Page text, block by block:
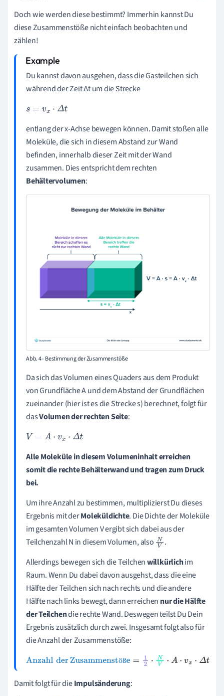
Doch wie werden diese bestimmt? Immerhin kannst Du
diese Zusammenstöße nicht einfach beobachten und
zählen!
Du kannst davon ausgehen, dass die Gasteilchen sich
während der Zeit Δt um die Strecke
s=vx Δt
entlang der x-Achse bewegen können. Damit stoßen alle
Moleküle, die sich in diesem Abstand zur Wand
befinden, innerhalb dieser Zeit mit der Wand
zusammen. Dies entspricht dem rechten
Behältervolumen:
Abb. 4 - Bestimmung der Zusammenstöße
Da sich das Volumen eines Quaders aus dem Produkt
von Grundfläche A und dem Abstand der Grundflächen
zueinander (hier ist es die Strecke s) berechnet, folgt für
dasVolumen der rechten Seite:
V= A·v x·Δ t
Alle Moleküle in diesem Volumeninhalt erreichen
somit die rechte Behälterwand und tragen zum Druck
bei.
Um ihre Anzahl zu bestimmen, multiplizierst Du dieses
Ergebnis mit derMoleküldichte. Die Dichte der Moleküle
im gesamten Volumen V ergibt sich dabei aus der
Teilchenzahl N in diesem Volumen, also NV.
Allerdings bewegen sich die Teilchenwillkürlichim
Raum. Wenn Du dabei davon ausgehst, dass die eine
Hälfte der Teilchen sich nach rechts und die andere
Hälfte nach links bewegt, dann erreichen nur die Hälfte
der Teilchendie rechte Wand. Deswegen teilst Du Dein
Ergebnis zusätzlich durch zwei. Insgesamt folgt also für
dieAnzahl der Zusammenstöße:
öß
AnzahlderZusammenstöße=12·NV· A·v x· Δt
Damit folgt für dieImpulsänderung: